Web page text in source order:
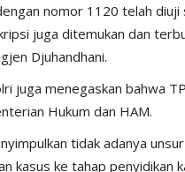
nomor 1120 telah
juga ditemukan dan
Djuhandhani.
juga menegaskan bahwa
Hukum dan HAM.
tidak adanya
kasus ke tahap penyidikan